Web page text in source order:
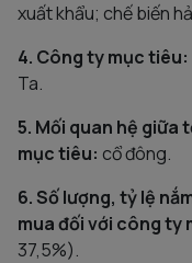
xuất khẩu; chế biến
4. Công ty mục tiêu:
Ta.
5. Mối quan hệ giữa
mục tiêu: cổ đông.
6. Số lượng, tỷ lệ
mua đối với công ty
37,5%).